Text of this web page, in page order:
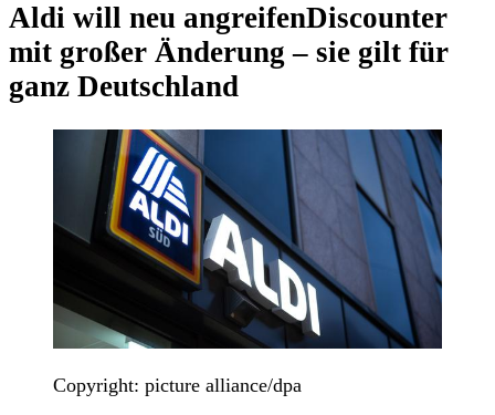
Aldi will neu angreifenDiscounter
mit großer Änderung – sie gilt für
ganz Deutschland
Copyright: picture alliance/dpa